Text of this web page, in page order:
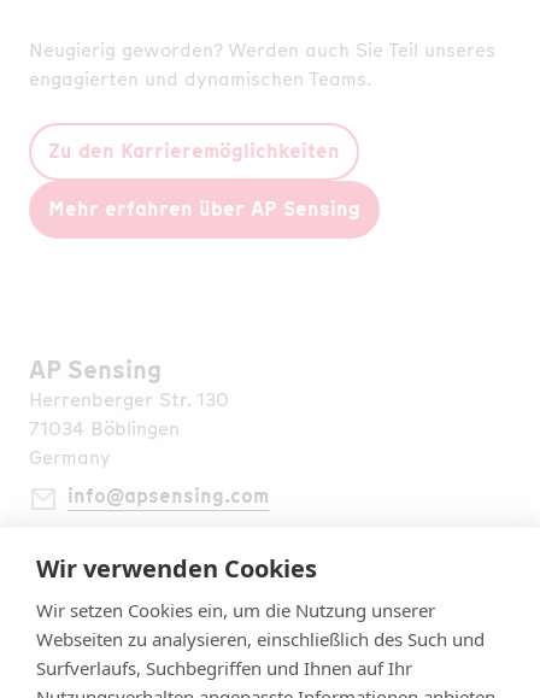
Wir verwenden Cookies
Wir setzen Cookies ein, um die Nutzung unserer
Webseiten zu analysieren, einschließlich des Such und
Surfverlaufs, Suchbegriffen und Ihnen auf Ihr
Neugierig geworden? Werden auch Sie Teil unseres
engagierten und dynamischen Teams.
Zu den Karrieremöglichkeiten
Mehr erfahren über AP Sensing
AP Sensing
Herrenberger Str. 130
71034 Böblingen
Germany
info@apsensing.com
Finden Sie uns weltweit
Impressum
Datenschutzerklärung
Allgemeine Geschäftsbedingungen